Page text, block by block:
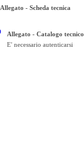
Allegato - Scheda tecnica
Allegato - Catalogo tecnico
E' necessario autenticarsi